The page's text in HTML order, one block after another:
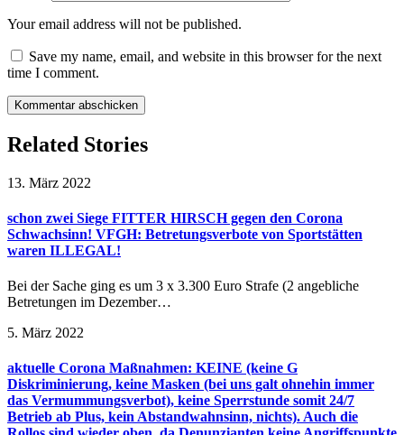
Your email address will not be published.
Save my name, email, and website in this browser for the next
time I comment.
Related Stories
13. März 2022
schon zwei Siege FITTER HIRSCH gegen den Corona
Schwachsinn! VFGH: Betretungsverbote von Sportstätten
waren ILLEGAL!
Bei der Sache ging es um 3 x 3.300 Euro Strafe (2 angebliche
Betretungen im Dezember…
5. März 2022
aktuelle Corona Maßnahmen: KEINE (keine G
Diskriminierung, keine Masken (bei uns galt ohnehin immer
das Vermummungsverbot), keine Sperrstunde somit 24/7
Betrieb ab Plus, kein Abstandwahnsinn, nichts). Auch die